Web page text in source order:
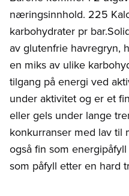
næringsinnhold. 225
karbohydrater pr
av glutenfrie havregryn,
en miks av ulike
tilgang på energi ved
under aktivitet og er et
eller gels under lange
konkurranser med lav til
også fin som
som påfyll etter en hard